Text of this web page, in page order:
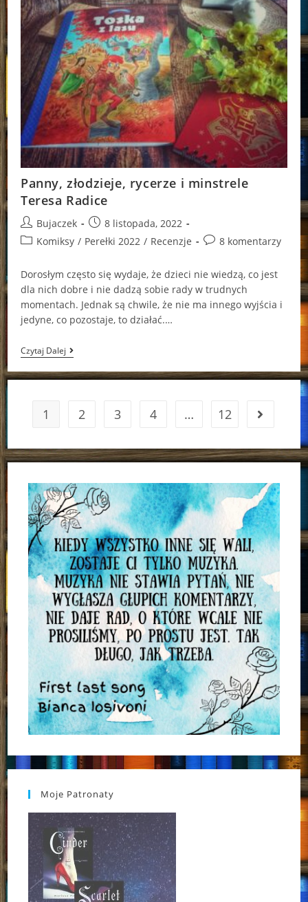
Panny, złodzieje, rycerze i minstrele
Teresa Radice
Post
author:
Bujaczek
Post
published:
8 listopada, 2022
PostKomiksy / Perełki 2022 / Recenzje
Post8 komentarzy
Dorosłym często się wydaje, że dzieci nie wiedzą, co jest
dla nich dobre i nie dadzą sobie rady w trudnych
momentach. Jednak są chwile, że nie ma innego wyjścia i
jedyne, co pozostaje, to działać.…
Czytaj DalejPanny,
Złodzieje,
Rycerze
I
Radice
1 2 3 4 … 12 Go to the
Moje Patronaty